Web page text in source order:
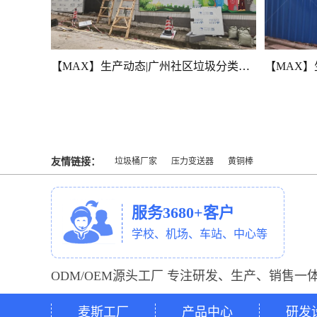
【MAX】生产动态|广州社区垃圾分类房建设有序推进ing
友情链接： 垃圾桶厂家 压力变送器 黄铜棒
服务3680+客户
学校、机场、车站、中心等
ODM/OEM源头工厂 专注研发、生产、销售
麦斯工厂 产品中心 研发